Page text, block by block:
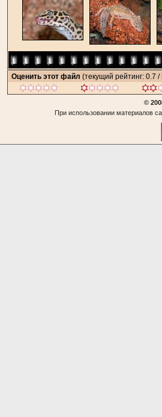
Оценить этот файл (текущий рейтинг: 0.7 /
©
При использовании материалов